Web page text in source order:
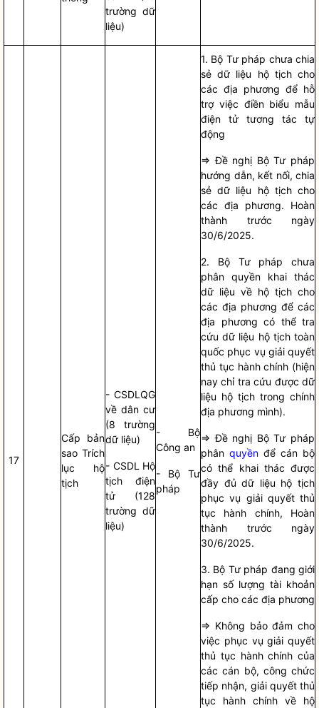
trường dữ
liệu)
17
Cấp bản
sao Trích
lục hộ
tịch
- CSDLQG
về dân cư
(8 trường
dữ liệu)
- CSDL Hộ
tịch điện
tử (128
trường dữ
liệu)
- Bộ
Công an
- Bộ Tư
pháp
1. Bộ Tư pháp chưa chia
sẻ dữ liệu hộ tịch cho
các địa phương để hỗ
trợ việc điền biểu mẫu
điện tử tương tác tự
động
=> Đề nghị Bộ Tư pháp
hướng dẫn, kết nối, chia
sẻ dữ liệu hộ tịch cho
các địa phương. Hoàn
thành trước ngày
30/6/2025.
2. Bộ Tư pháp chưa
phân quyền khai thác
dữ liệu về hộ tịch cho
các địa phương để các
địa phương có thể tra
cứu dữ liệu hộ tịch toàn
quốc phục vụ giải quyết
thủ tục hành chính (hiện
nay chỉ tra cứu được dữ
liệu hộ tịch trong chính
địa phương mình).
=> Đề nghị Bộ Tư pháp
phân quyền để cán bộ
có thể khai thác được
đầy đủ dữ liệu hộ tịch
phục vụ giải quyết thủ
tục hành chính, Hoàn
thành trước ngày
30/6/2025.
3. Bộ Tư pháp đang giới
hạn số lượng tài khoản
cấp cho các địa phương
=> Không bảo đảm cho
việc phục vụ giải quyết
thủ tục hành chính của
các cán bộ, công chức
tiếp nhận, giải quyết thủ
tục hành chính về hộ